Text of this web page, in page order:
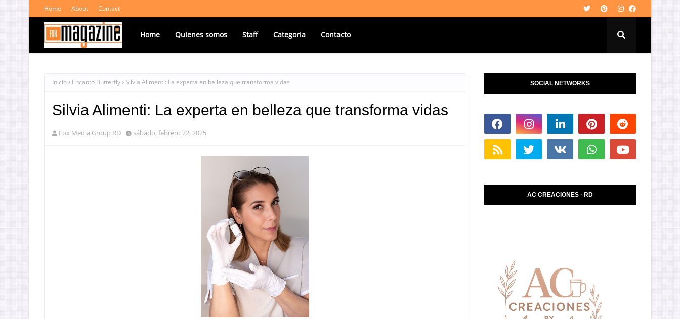
Home About Contact
Home Quienes somos Staff Categoria Contacto
Inicio Encanto Butterfly Silvia Alimenti: La experta en belleza que transforma vidas
Silvia Alimenti: La experta en belleza que transforma vidas
Fox Media Group RD sábado, febrero 22, 2025
SOCIAL NETWORKS
AC CREACIONES · RD